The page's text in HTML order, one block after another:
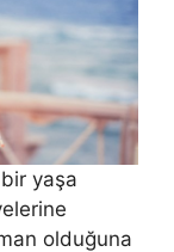
yaşa
olduğuna